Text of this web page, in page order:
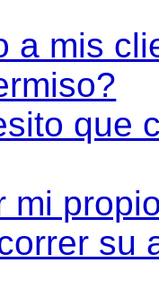
a mis
que
mi
su